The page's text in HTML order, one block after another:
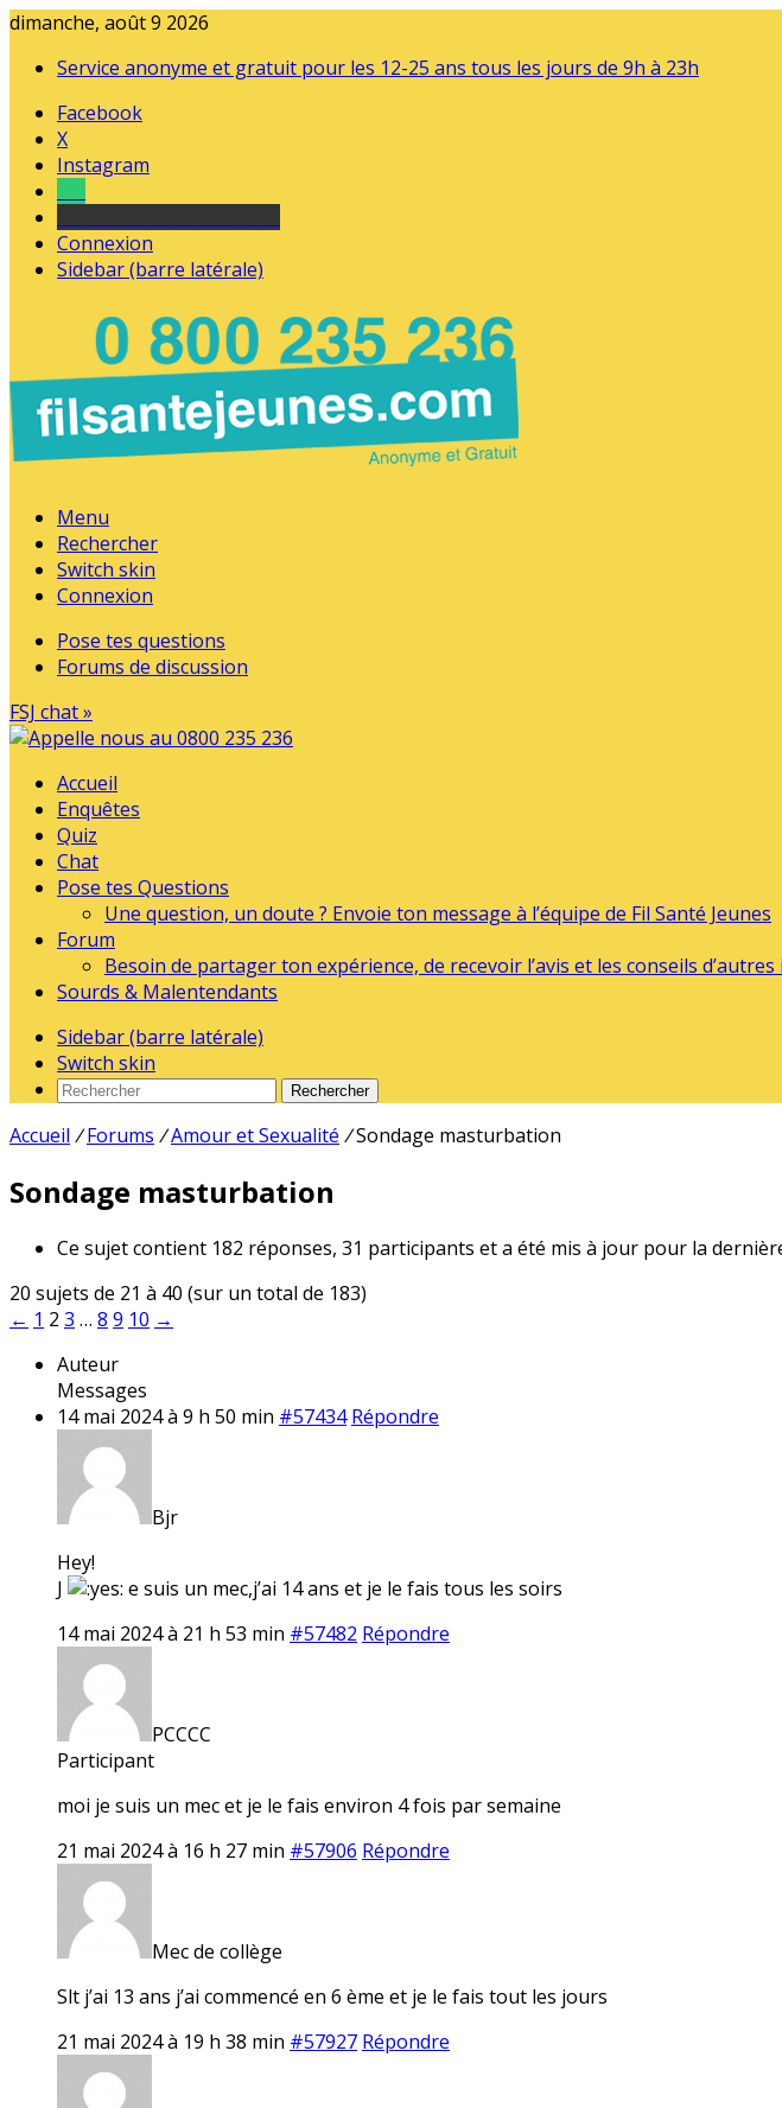
dimanche, août 9 2026
Service anonyme et gratuit pour les 12-25 ans tous les jours de 9h à 23h
Facebook
X
Instagram
Connexion
Sidebar (barre latérale)
Menu
Rechercher
Switch skin
Connexion
Pose tes questions
Forums de discussion
FSJ chat »
Accueil
Enquêtes
Quiz
Chat
Pose tes Questions
Une question, un doute ? Envoie ton message à l’équipe de Fil Santé Jeunes
Forum
Besoin de partager ton expérience, de recevoir l’avis et les conseils
Sourds & Malentendants
Sidebar (barre latérale)
Switch skin
Rechercher
Accueil / Forums /Amour et Sexualité /Sondage masturbation
Sondage masturbation
Ce sujet contient 182 réponses, 31 participants et a été mis à jour pour la
20 sujets de 21 à 40 (sur un total de 183)
← 1 2 3 … 8 9 10 →
Auteur
Messages
14 mai 2024 à 9 h 50 min #57434 Répondre
Bjr
Hey!
J
e suis un mec,j’ai 14 ans et je le fais tous les soirs
14 mai 2024 à 21 h 53 min #57482 Répondre
PCCCC
Participant
moi je suis un mec et je le fais environ 4 fois par semaine
21 mai 2024 à 16 h 27 min #57906 Répondre
Mec de collège
Slt j’ai 13 ans j’ai commencé en 6 ème et je le fais tout les jours
21 mai 2024 à 19 h 38 min #57927 Répondre